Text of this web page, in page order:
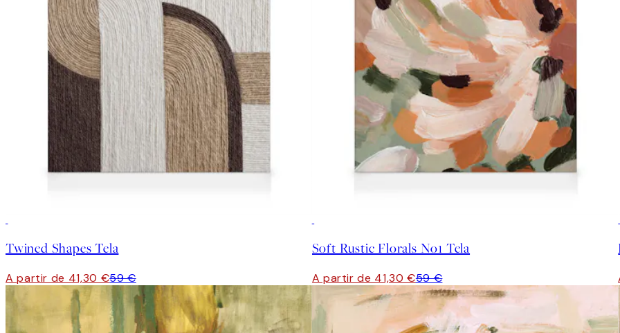
Twined Shapes Tela
A partir de 41,30 €59 €
Soft Rustic Florals No1 Tela
A partir de 41,30 €59 €